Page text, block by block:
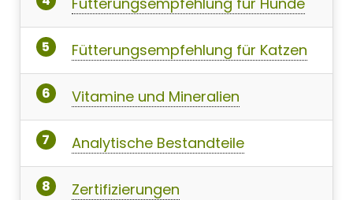
Fütterungsempfehlung für Katzen
Vitamine und Mineralien
Analytische Bestandteile
Zertifizierungen